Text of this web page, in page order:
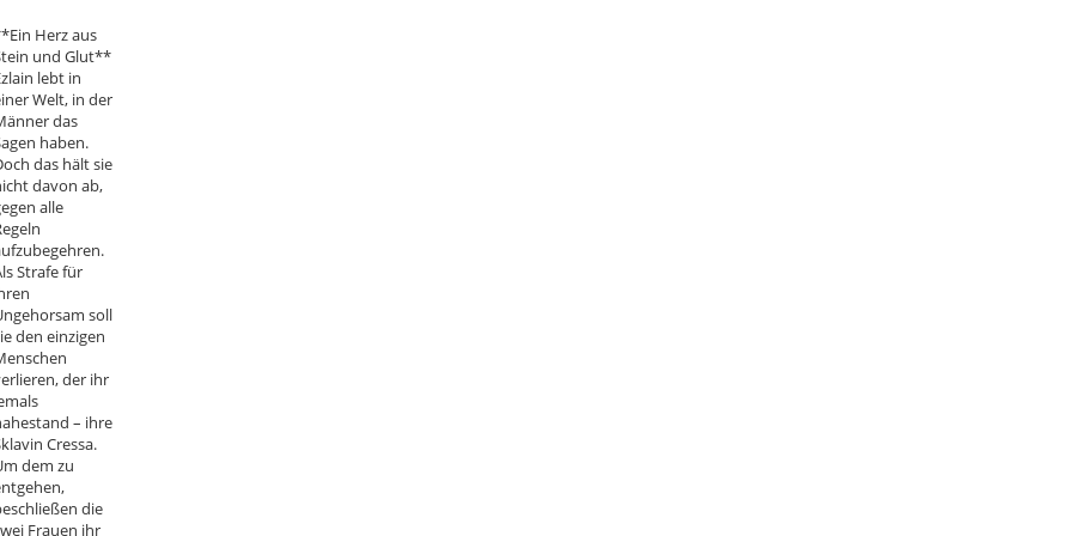
Herz aus
und Glut**
lebt in
Welt, in der
das
haben.
das hält sie
davon ab,
alle
Strafe für
soll
den einzigen
der ihr
– ihre
Cressa.
dem zu
die
Frauen ihr